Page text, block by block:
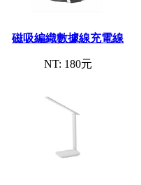
磁吸編織數據線充電線
NT: 180元